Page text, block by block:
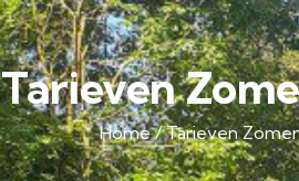
Tarieven
Home/ Tarieven